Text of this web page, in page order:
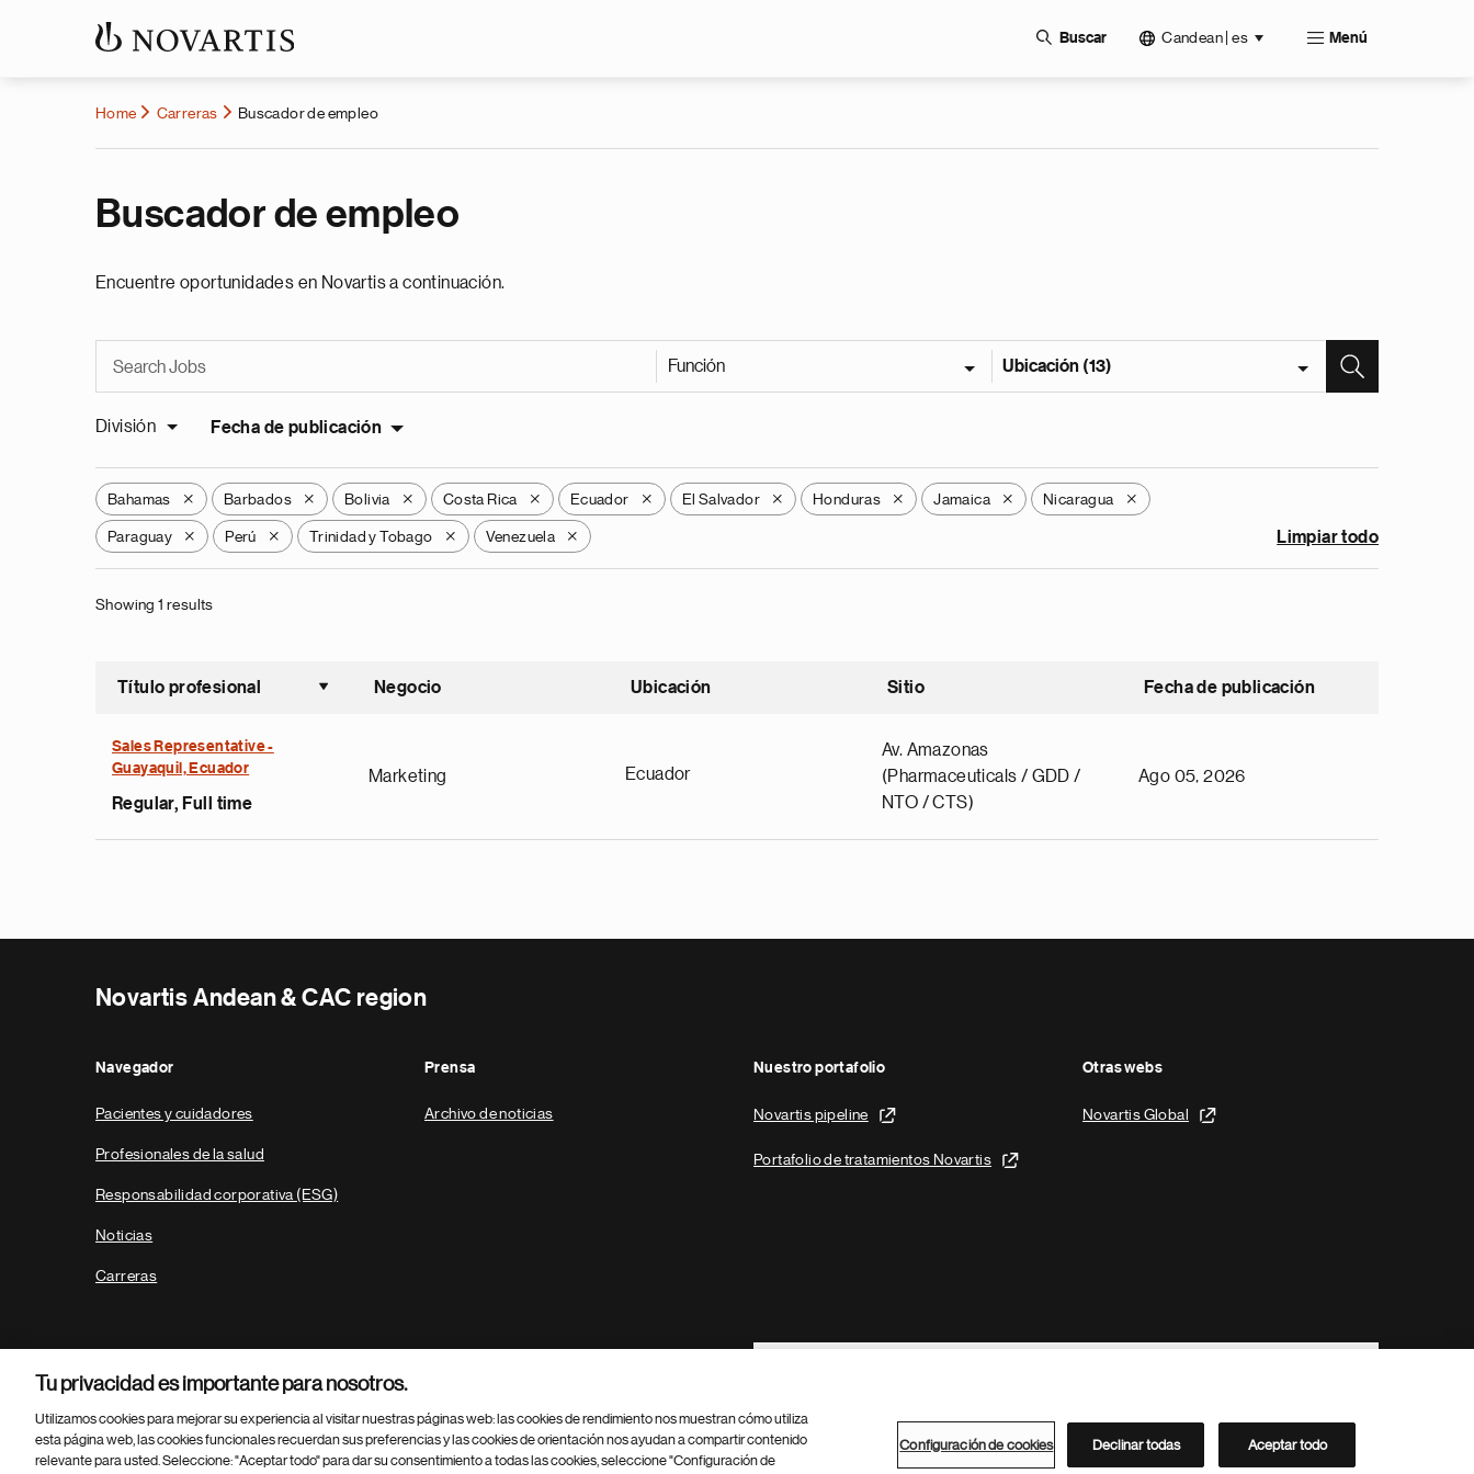
Buscar Candean | es Menú
Home Carreras Buscador de empleo
Buscador de empleo
Encuentre oportunidades en Novartis a continuación.
Función Ubicación (13)
División Fecha de publicación
Bahamas X Barbados X Bolivia X Costa Rica X Ecuador X El Salvador X Honduras X Jamaica X Nicaragua X
Paraguay X Perú X Trinidad y Tobago X Venezuela X Limpiar todo
Showing 1 results
Título profesional
Ordenar ascendente
Negocio Ubicación Sitio Fecha de publicación
Sales Representative -
Guayaquil, Ecuador
Regular, Full time
Marketing Ecuador
Av. Amazonas
(Pharmaceuticals / GDD /
NTO / CTS)
Ago 05, 2026
Novartis Andean & CAC region
Navegador
Pacientes y cuidadores
Profesionales de la salud
Responsabilidad corporativa (ESG)
Noticias
Carreras
Prensa
Archivo de noticias
Nuestro portafolio
Novartis pipeline
Portafolio de tratamientos Novartis
Otras webs
Novartis Global
Footer Site Search
Parte
© 2026 Novartis AG Directorio de Novartis
Tu privacidad es importante para nosotros.
Utilizamos cookies para mejorar su experiencia al visitar nuestras páginas web: las cookies de rendimiento nos muestran cómo utiliza
esta página web, las cookies funcionales recuerdan sus preferencias y las cookies de orientación nos ayudan a compartir contenido
relevante para usted. Seleccione: "Aceptar todo" para dar su consentimiento a todas las cookies, seleccione "Configuración de
Configuración de cookies Declinar todas Aceptar todo